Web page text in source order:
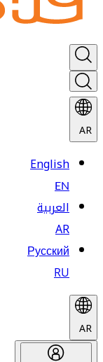
AR
English
EN
العربية
AR
Русский
RU
AR